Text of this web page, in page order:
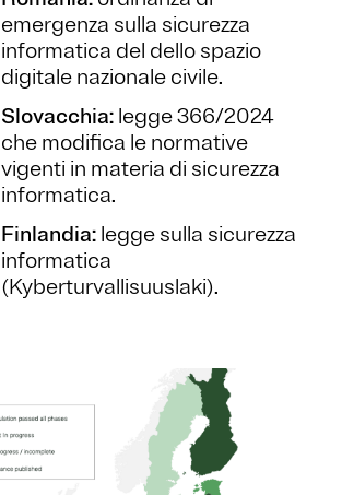
emergenza sulla sicurezza
informatica del dello spazio
digitale nazionale civile.
Slovacchia: legge 366/2024
che modifica le normative
vigenti in materia di sicurezza
informatica.
Finlandia: legge sulla sicurezza
informatica
(Kyberturvallisuuslaki).